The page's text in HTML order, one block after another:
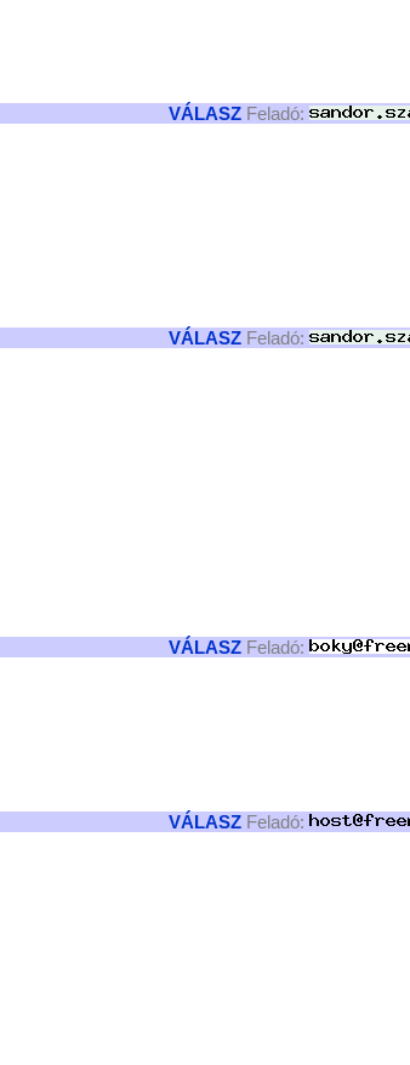
VÁLASZ Feladó:
VÁLASZ Feladó:
VÁLASZ Feladó:
VÁLASZ Feladó: